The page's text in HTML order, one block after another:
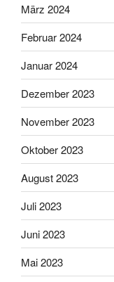
März 2024
Februar 2024
Januar 2024
Dezember 2023
November 2023
Oktober 2023
August 2023
Juli 2023
Juni 2023
Mai 2023